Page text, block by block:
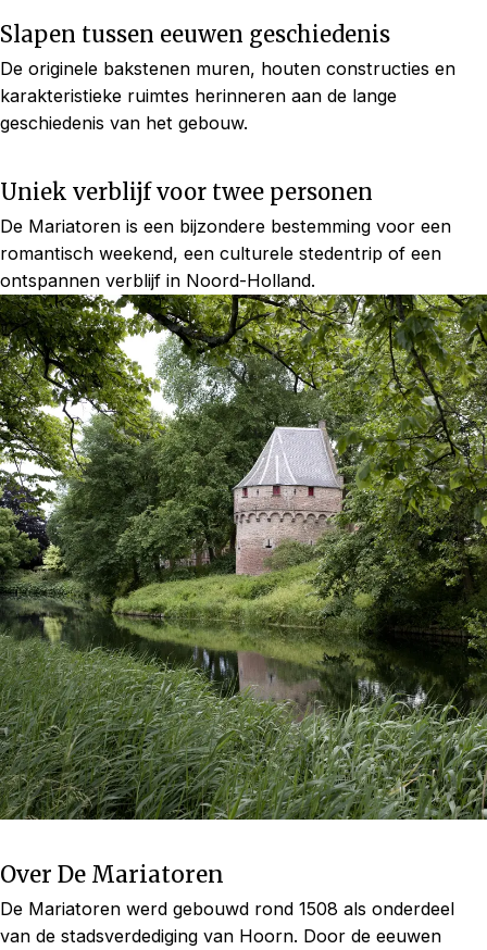
Slapen tussen eeuwen geschiedenis
De originele bakstenen muren, houten constructies en
karakteristieke ruimtes herinneren aan de lange
geschiedenis van het gebouw.
Uniek verblijf voor twee personen
De Mariatoren is een bijzondere bestemming voor een
romantisch weekend, een culturele stedentrip of een
ontspannen verblijf in Noord-Holland.
Over De Mariatoren
De Mariatoren werd gebouwd rond 1508 als onderdeel
van de stadsverdediging van Hoorn. Door de eeuwen